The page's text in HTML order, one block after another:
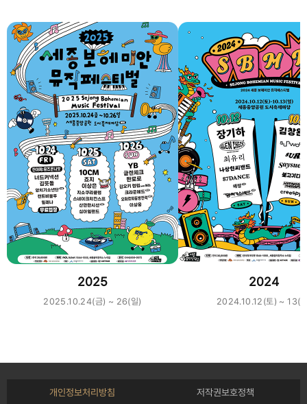
2025
2025.10.24(금) ~ 26(일)
2024
2024.10.12(토) ~ 13(
개인정보처리방침 저작권보호정책